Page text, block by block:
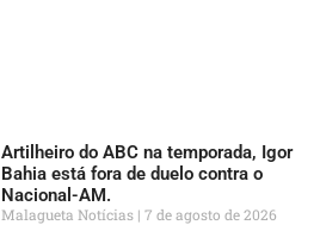
Artilheiro do ABC na temporada, Igor
Bahia está fora de duelo contra o
Nacional-AM.
Malagueta Notícias 7 de agosto de 2026